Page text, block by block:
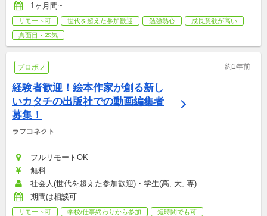
1ヶ月間~
リモート可 世代を超えた参加歓迎 勉強熱心
成長意欲が高い
真面目・本気
プロボノ 約1年前
経験者歓迎！絵本作家が創る新し
いカタチの出版社での動画編集者
募集！
ラフコネクト
フルリモートOK
無料
社会人(世代を超えた参加歓迎)・学生(高, 大, 専)
期間は相談可
リモート可 学校/仕事終わりから参加
短時間でも可